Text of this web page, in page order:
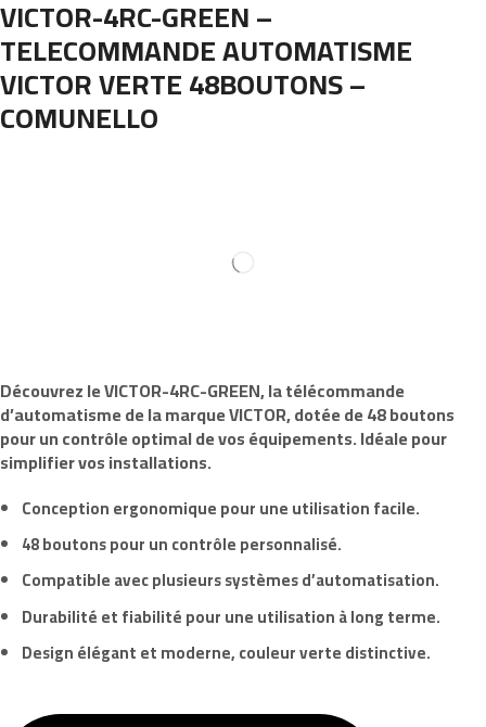
VICTOR-4RC-GREEN –
TELECOMMANDE AUTOMATISME
VICTOR VERTE 48BOUTONS –
COMUNELLO
Découvrez leVICTOR-4RC-GREEN, la télécommande
d’automatisme de la marqueVICTOR, dotée de 48 boutons
pour un contrôle optimal de vos équipements. Idéale pour
simplifier vos installations.
Conception ergonomique pour une utilisation facile.
48 boutons pour un contrôle personnalisé.
Compatible avec plusieurs systèmes d’automatisation.
Durabilité et fiabilité pour une utilisation à long terme.
Design élégant et moderne, couleur verte distinctive.